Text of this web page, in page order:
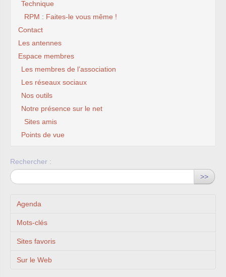
Technique
RPM : Faites-le vous même !
Contact
Les antennes
Espace membres
Les membres de l’association
Les réseaux sociaux
Nos outils
Notre présence sur le net
Sites amis
Points de vue
Rechercher :
>>
Agenda
Mots-clés
Sites favoris
Sur le Web